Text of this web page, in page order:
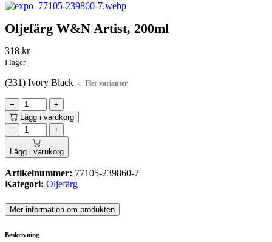
Oljefärg W&N Artist, 200ml
318 kr
I lager
(331) Ivory Black Fler varianter
−
+
Lägg i varukorg
−
+
Lägg i varukorg
Artikelnummer: 77105-239860-7
Kategori: Oljefärg
Mer information om produkten
Beskrivning